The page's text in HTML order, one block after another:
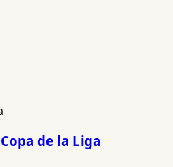
de la Liga